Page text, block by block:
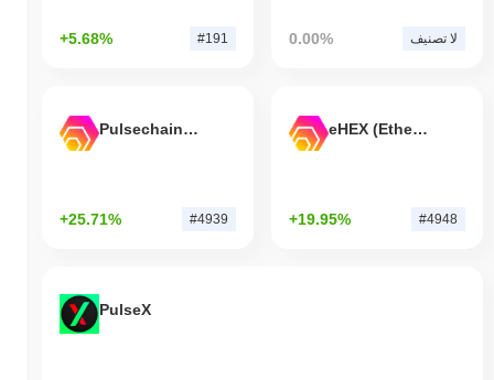
+5.68% #191 0.00% لا تصنيف
Pulsechain Bridged HEX (Pulsechain)
+25.71% #4939
eHEX (Ethereum)
+19.95% #4948
PulseX